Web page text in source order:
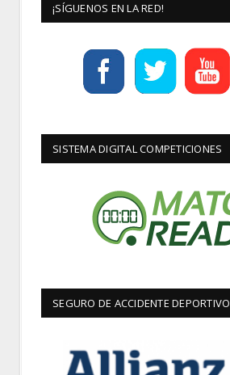
¡SÍGUENOS EN LA RED!
SISTEMA DIGITAL COMPETICIONES
SEGURO DE ACCIDENTE DEPORTIVO